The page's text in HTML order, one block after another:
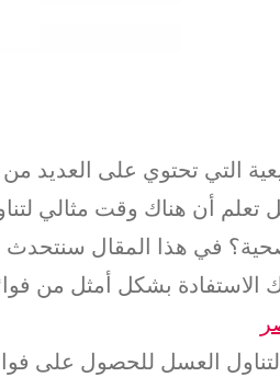
التي تحتوي على العديد من
تعلم أن هناك وقت مثالي
في هذا المقال
بشكل أمثل من
العسل للحصول على